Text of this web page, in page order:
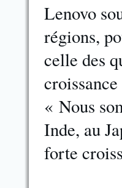
Lenovo
régions,
celle des
« Nous
Inde, au
forte